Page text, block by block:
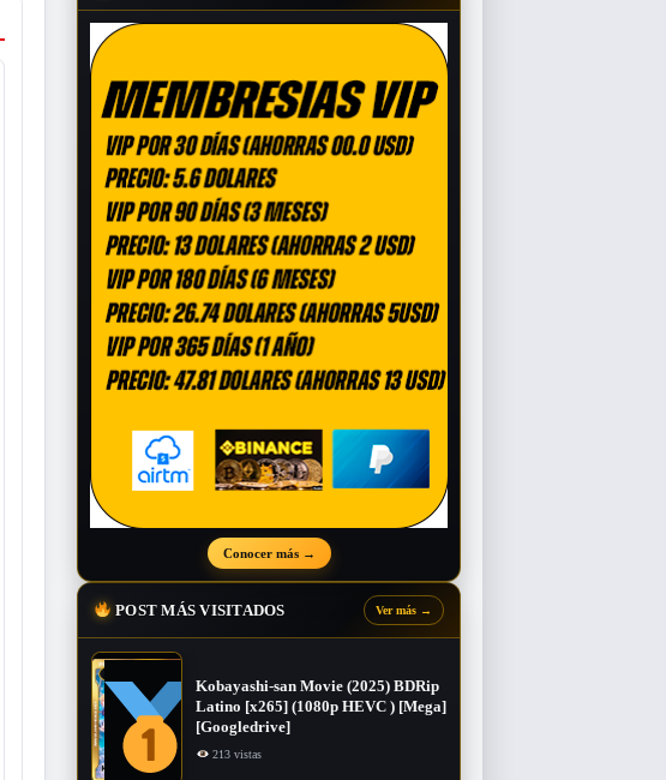
Conocer más →
POST MÁS VISITADOS Ver más →
Kobayashi-san Movie (2025) BDRip
Latino [x265] (1080p HEVC ) [Mega]
[Googledrive]
213 vistas